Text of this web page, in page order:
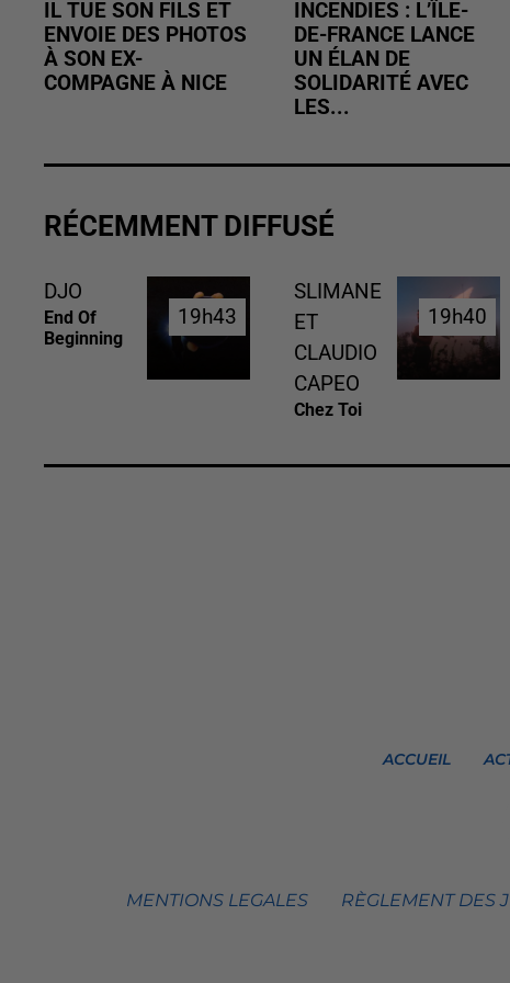
IL TUE SON FILS ET
ENVOIE DES PHOTOS
À SON EX-
COMPAGNE À NICE
INCENDIES : L’ÎLE-
DE-FRANCE LANCE
UN ÉLAN DE
SOLIDARITÉ AVEC
LES...
RÉCEMMENT DIFFUSÉ
DJO
End Of
Beginning
19h43
19h43
SLIMANE
ET
CLAUDIO
CAPEO
Chez Toi
19h40
19h40
ACCUEIL
MENTIONS LEGALES RÈGLEMENT DES